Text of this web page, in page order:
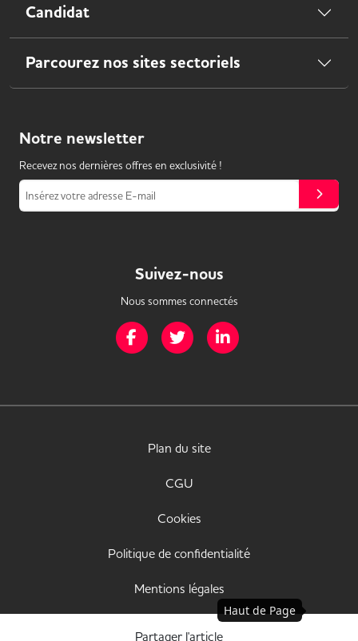
Partager l'article
Candidat
Parcourez nos sites sectoriels
Notre newsletter
Recevez nos dernières offres en exclusivité !
Insérez votre adresse E-mail
Suivez-nous
Nous sommes connectés
Page Facebook de Mission Handicap
Page Twitter de Mission Handicap
Plan du site
CGU
Cookies
Politique de confidentialité
Mentions légales
Déclaration d'accessibilité
Haut de Page